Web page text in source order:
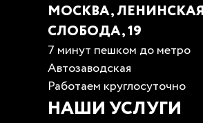
МОСКВА, ЛЕНИНСКАЯ
СЛОБОДА, 19
7 минут пешком до метро
Автозаводская
Работаем круглосуточно
НАШИ УСЛУГИ